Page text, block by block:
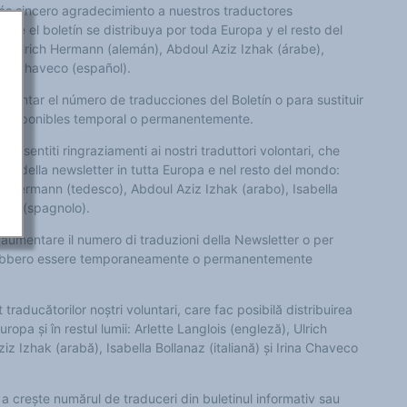
sincero agradecimiento a nuestros traductores
que el boletín se distribuya por toda Europa y el resto del
Ulrich Hermann (alemán), Abdoul Aziz Izhak (árabe),
Chaveco (español).
el número de traducciones del Boletín o para sustituir
temporal o permanentemente.
sentiti ringraziamenti ai nostri traduttori volontari, che
della newsletter in tutta Europa e nel resto del mondo:
Hermann (tedesco), Abdoul Aziz Izhak (arabo), Isabella
(spagnolo).
il numero di traduzioni della Newsletter o per
essere temporaneamente o permanentemente
traducătorilor noștri voluntari, care fac posibilă distribuirea
și în restul lumii: Arlette Langlois (engleză), Ulrich
Izhak (arabă), Isabella Bollanaz (italiană) și Irina Chaveco
crește numărul de traduceri din buletinul informativ sau